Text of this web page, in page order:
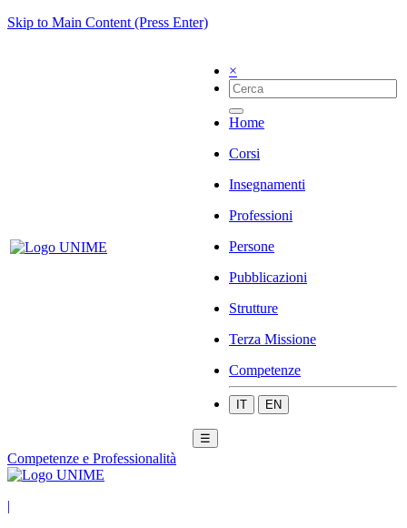
Skip to Main Content (Press Enter)
×
Home
Corsi
Insegnamenti
Professioni
Persone
Pubblicazioni
Strutture
Terza Missione
Competenze
IT EN
☰
Competenze e Professionalità
|